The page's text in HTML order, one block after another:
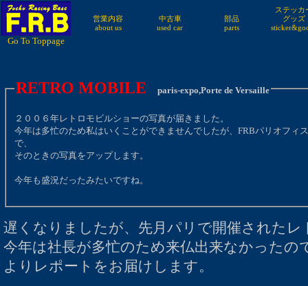
営業内容
about us
中古車
used car
部品
parts
ステッカ
グッズ
Go To Toppage
RETRO MOBILE paris-expo,Porte de Versaille
２００６年レトロモビルショーの写真が届きました。
今年は多忙のため私はいくことができませんでしたが、FRBパリオフィ
で、
そのときの写真をアップします。
今年も盛況だったみたいですね。
遅くなりましたが、先月パリで開催されたレ
今年は社長が多忙のため来仏出来なかったの
よりレポートをお届けします。